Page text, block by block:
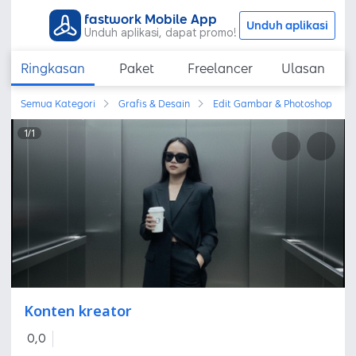
fastwork Mobile App
Unduh aplikasi, dapat promo! Unduh aplikasi
Ringkasan Paket Freelancer Ulasan
Semua Kategori Grafis & Desain Edit Gambar & Photoshop
1/1
Konten kreator
0,0